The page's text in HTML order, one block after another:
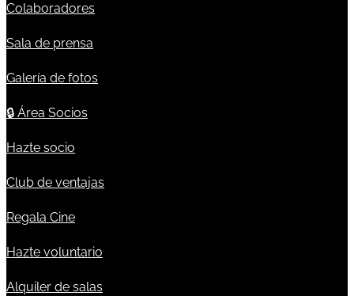
Colaboradores
Sala de prensa
Galería de fotos
🔒 Área Socios
Hazte socio
Club de ventajas
Regala Cine
Hazte voluntario
Alquiler de salas